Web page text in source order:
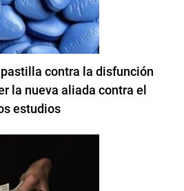
contra la disfunción
la nueva aliada contra el
estudios